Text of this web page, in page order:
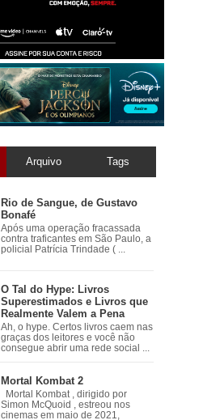
Arquivo Tags
Rio de Sangue, de Gustavo
Bonafé
Após uma operação fracassada
contra traficantes em São Paulo, a
policial Patrícia Trindade ( ...
O Tal do Hype: Livros
Superestimados e Livros que
Realmente Valem a Pena
Ah, o hype. Certos livros caem nas
graças dos leitores e você não
consegue abrir uma rede social ...
Mortal Kombat 2
Mortal Kombat , dirigido por
Simon McQuoid , estreou nos
cinemas em maio de 2021,